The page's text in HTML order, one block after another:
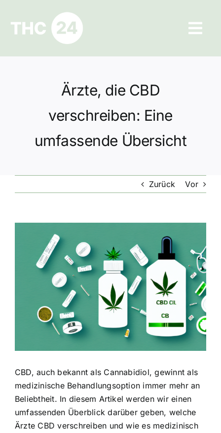
springen
Ratgeber
Hilfe und Kontakt
Datenschutz
Ärzte, die CBD
verschreiben: Eine
umfassende Übersicht
Zurück Vor
grösseres
CBD, auch bekannt als Cannabidiol, gewinnt als
medizinische Behandlungsoption immer mehr an
Beliebtheit. In diesem Artikel werden wir einen
umfassenden Überblick darüber geben, welche
Ärzte CBD verschreiben und wie es medizinisch